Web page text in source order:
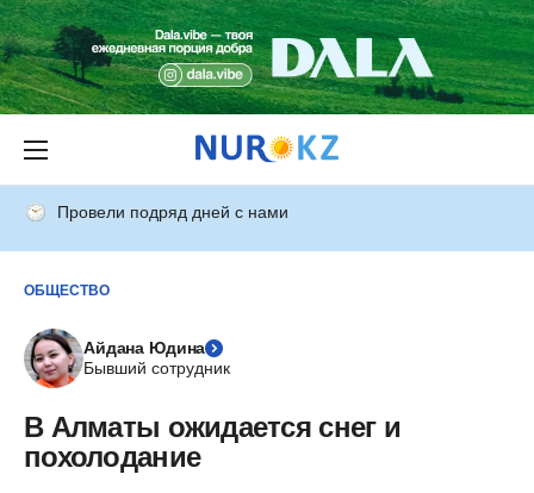
Провели подряд дней с нами
ОБЩЕСТВО
Айдана Юдина
Бывший сотрудник
В Алматы ожидается снег и
похолодание